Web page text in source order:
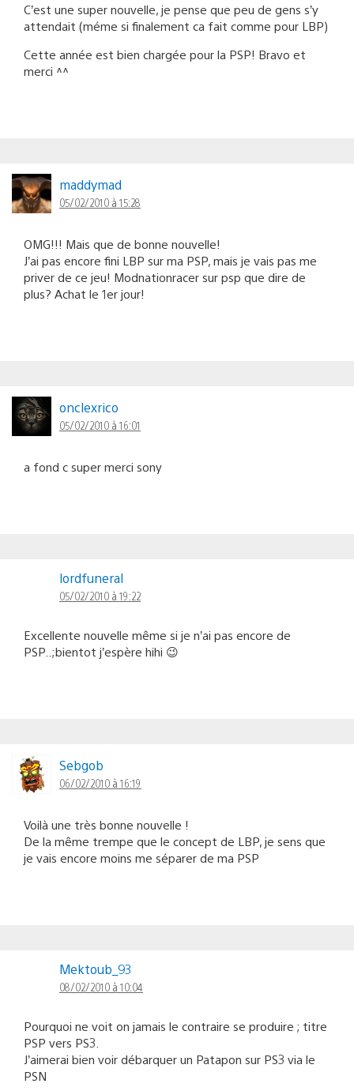
C’est une super nouvelle, je pense que peu de gens s’y
attendait (méme si finalement ca fait comme pour LBP)
Cette année est bien chargée pour la PSP! Bravo et
merci ^^
maddymad
05/02/2010 à 15:28
OMG!!! Mais que de bonne nouvelle!
J’ai pas encore fini LBP sur ma PSP, mais je vais pas me
priver de ce jeu! Modnationracer sur psp que dire de
plus? Achat le 1er jour!
onclexrico
05/02/2010 à 16:01
a fond c super merci sony
lordfuneral
05/02/2010 à 19:22
Excellente nouvelle même si je n’ai pas encore de
PSP..;bientot j’espère hihi 😉
Sebgob
06/02/2010 à 16:19
Voilà une très bonne nouvelle !
De la même trempe que le concept de LBP, je sens que
je vais encore moins me séparer de ma PSP
Mektoub_93
08/02/2010 à 10:04
Pourquoi ne voit on jamais le contraire se produire ; titre
PSP vers PS3.
J’aimerai bien voir débarquer un Patapon sur PS3 via le
PSN